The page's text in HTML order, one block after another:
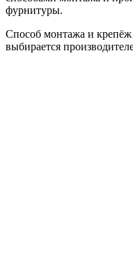
фурнитуры.
Способ монтажа и крепёж
выбирается